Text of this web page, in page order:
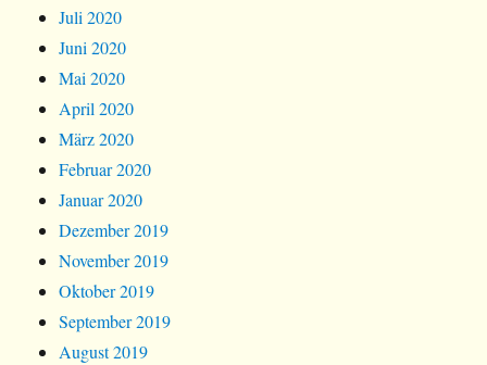
Juli 2020
Juni 2020
Mai 2020
April 2020
März 2020
Februar 2020
Januar 2020
Dezember 2019
November 2019
Oktober 2019
September 2019
August 2019